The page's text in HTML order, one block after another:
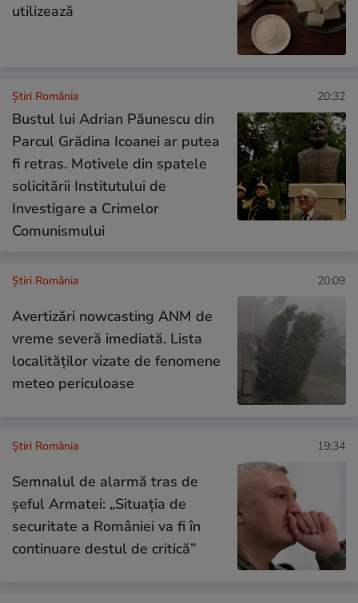
utilizează
Știri România 20:32
Bustul lui Adrian Păunescu din
Parcul Grădina Icoanei ar putea
fi retras. Motivele din spatele
solicitării Institutului de
Investigare a Crimelor
Comunismului
Știri România 20:09
Avertizări nowcasting ANM de
vreme severă imediată. Lista
localităților vizate de fenomene
meteo periculoase
Știri România 19:34
Semnalul de alarmă tras de
șeful Armatei: „Situația de
securitate a României va fi în
continuare destul de critică”